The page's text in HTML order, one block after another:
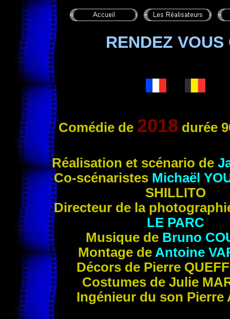
RENDEZ
Comédie de 2018 durée
Réalisation et scénario de
Co-scénaristes Michaël
SHILLITO
Directeur de la
LE PARC
Musique de Bruno
Montage de Antoine
Décors de Pierre
Costumes de Julie
Ingénieur du son Pierre